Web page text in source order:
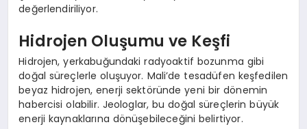
değerlendiriliyor.
Hidrojen Oluşumu ve Keşfi
Hidrojen, yerkabuğundaki radyoaktif bozunma gibi
doğal süreçlerle oluşuyor. Mali’de tesadüfen keşfedilen
beyaz hidrojen, enerji sektöründe yeni bir dönemin
habercisi olabilir. Jeologlar, bu doğal süreçlerin büyük
enerji kaynaklarına dönüşebileceğini belirtiyor.